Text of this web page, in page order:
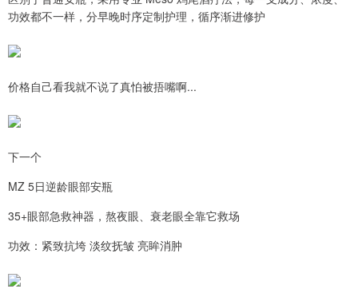
功效都不一样，分早晚时序定制护理，循序渐进修护
价格自己看我就不说了真怕被捂嘴啊...
下一个
MZ 5日逆龄眼部安瓶
35+眼部急救神器，熬夜眼、衰老眼全靠它救场
功效：紧致抗垮 淡纹抚皱 亮眸消肿